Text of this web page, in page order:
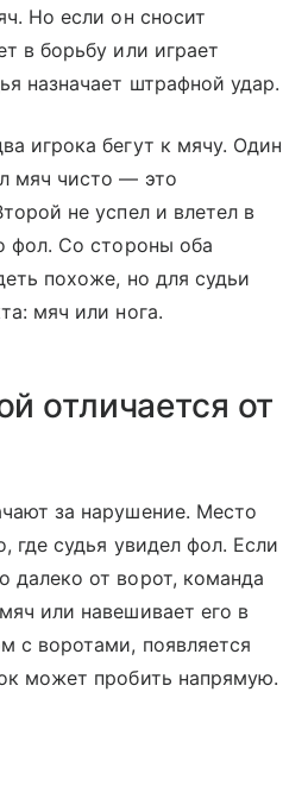
Но если он сносит
в борьбу или играет
назначает штрафной удар.
игрока бегут к мячу. Один
мяч чисто — это
не успел и влетел в
фол. Со стороны оба
похоже, но для судьи
мяч или нога.
отличается от
за нарушение. Место
где судья увидел фол. Если
далеко от ворот, команда
или навешивает его в
с воротами, появляется
может пробить напрямую.